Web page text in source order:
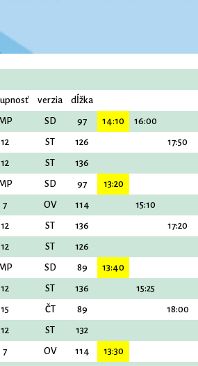
verzia
dĺžka
SD 97 14:10
16:00
12 ST 126
17:50
12 ST 136
SD 97
13:20
7 OV 114
15:10
12 ST 136
17:20
12 ST 126
SD 89
13:40
12 ST 136
15:25
15 ČT 89
18:00
12 ST 132
7 OV 114
13:30